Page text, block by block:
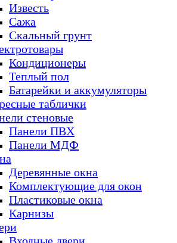
Известь
Сажа
Скальный грунт
Кондиционеры
Теплый пол
Батарейки и аккумуляторы
таблички
стеновые
Панели ПВХ
Панели МДФ
Деревянные окна
Комплектующие для окон
Пластиковые окна
Карнизы